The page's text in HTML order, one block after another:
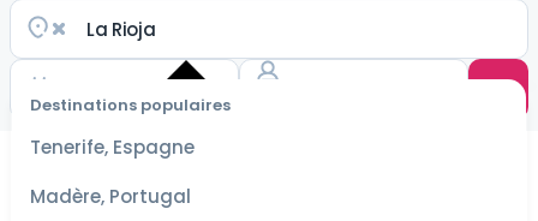
Destinations populaires
Tenerife, Espagne
Madère, Portugal
Choisir
les
pour les